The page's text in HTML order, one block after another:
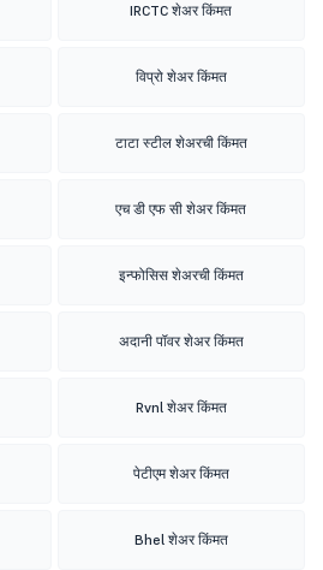
IRCTC शेअर किंमत
विप्रो शेअर किंमत
टाटा स्टील शेअरची किंमत
एच डी एफ सी शेअर किंमत
इन्फोसिस शेअरची किंमत
अदानी पॉवर शेअर किंमत
Rvnl शेअर किंमत
पेटीएम शेअर किंमत
Bhel शेअर किंमत